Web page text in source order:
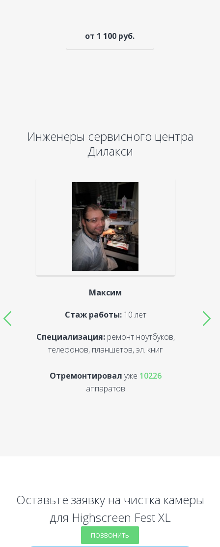
от 1 100 руб.
Инженеры сервисного центра
Дилакси
Максим
Стаж работы:10 лет
Специализация:ремонт ноутбуков,
телефонов, планшетов, эл. книг
Отремонтировал уже 10226
аппаратов
Оставьте заявку на чистка камеры
для Highscreen Fest XL
ПОЗВОНИТЬ